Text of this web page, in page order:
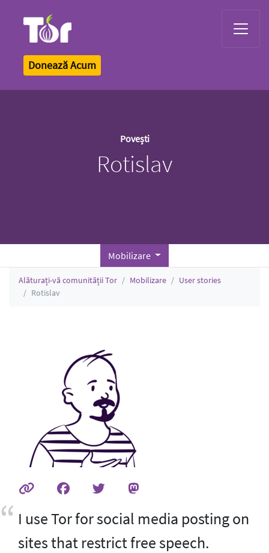
Donează Acum
Povești
Rotislav
Mobilizare
Alăturați-vă comunității Tor Mobilizare
User stories
Rotislav
I use Tor for social media posting on
sites that restrict free speech.